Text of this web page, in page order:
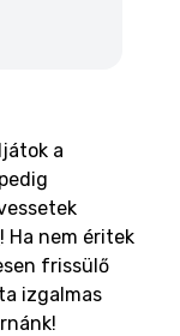
a
! Ha nem éritek
frissülő
izgalmas